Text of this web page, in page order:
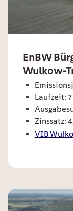
ee card title
EnBW
Wulkow-
ee card text
Laufzeit: 7
Zinssatz:
VIB